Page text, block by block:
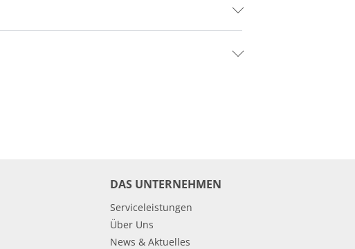
DAS UNTERNEHMEN
Serviceleistungen
Über Uns
News & Aktuelles